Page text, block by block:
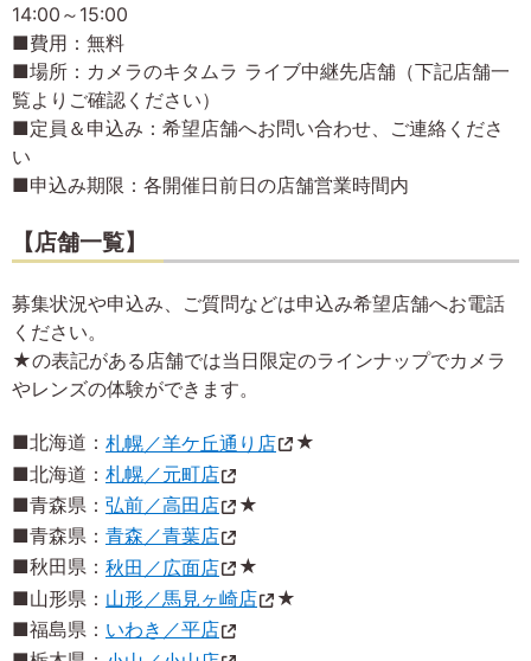
14:00～15:00
■費用：無料
■場所：カメラのキタムラ ライブ中継先店舗（下記店舗一
覧よりご確認ください）
■定員＆申込み：希望店舗へお問い合わせ、ご連絡くださ
い
■申込み期限：各開催日前日の店舗営業時間内
【店舗一覧】
募集状況や申込み、ご質問などは申込み希望店舗へお電話
ください。
★の表記がある店舗では当日限定のラインナップでカメラ
やレンズの体験ができます。
■北海道： 札幌／羊ケ丘通り店
★
■北海道： 札幌／元町店
■青森県： 弘前／高田店
★
■青森県： 青森／青葉店
■秋田県： 秋田／広面店
★
■山形県： 山形／馬見ヶ崎店
★
■福島県： いわき／平店